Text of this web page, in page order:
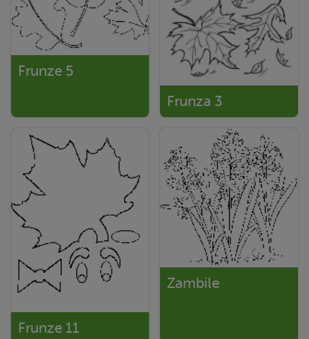
Frunze 5
Frunza 3
Frunze 11
Zambile